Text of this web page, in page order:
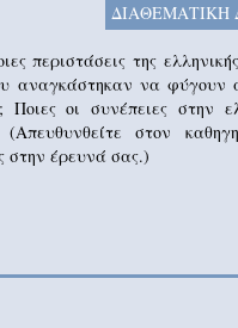
ΔΙΑΘΕΜΑΤΙΚH
περιστάσεις της
αναγκάστηκαν να φύγουν
Ποιες οι συνέπειες στην
στον
στην έρευνά σας.)